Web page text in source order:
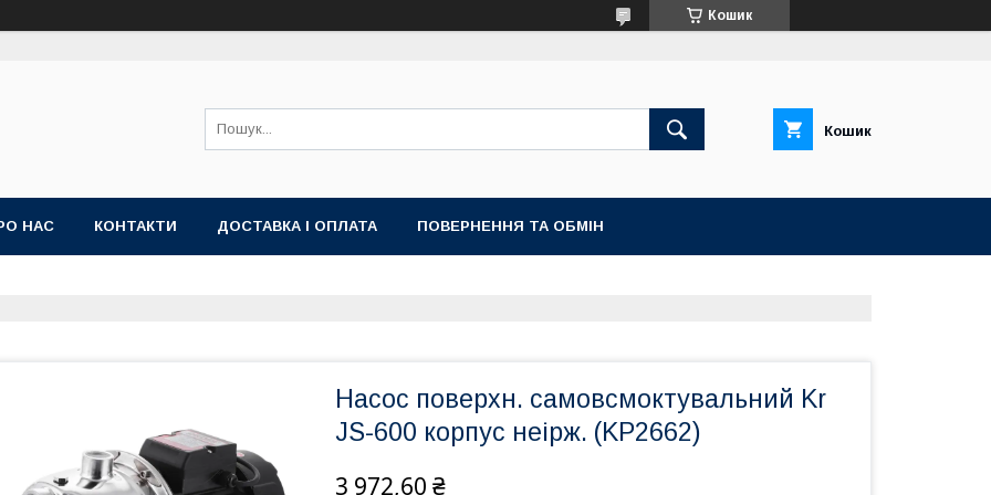
Кошик
Кошик
НАС КОНТАКТИ ДОСТАВКА І ОПЛАТА ПОВЕРНЕННЯ ТА ОБМІН
Насос поверхн. самовсмоктувальний Kr
JS-600 корпус неірж. (KP2662)
3 972,60 ₴